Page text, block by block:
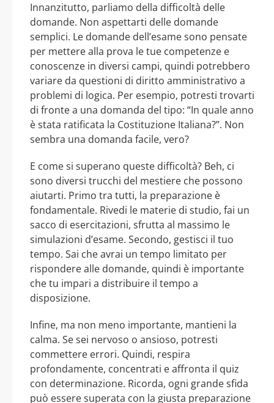
Innanzitutto, parliamo della difficoltà delle
domande. Non aspettarti delle domande
semplici. Le domande dell’esame sono pensate
per mettere alla prova le tue competenze e
conoscenze in diversi campi, quindi potrebbero
variare da questioni di diritto amministrativo a
problemi di logica. Per esempio, potresti trovarti
di fronte a una domanda del tipo: “In quale anno
è stata ratificata la Costituzione Italiana?”. Non
sembra una domanda facile, vero?
E come si superano queste difficoltà? Beh, ci
sono diversi trucchi del mestiere che possono
aiutarti. Primo tra tutti, la preparazione è
fondamentale. Rivedi le materie di studio, fai un
sacco di esercitazioni, sfrutta al massimo le
simulazioni d’esame. Secondo, gestisci il tuo
tempo. Sai che avrai un tempo limitato per
rispondere alle domande, quindi è importante
che tu impari a distribuire il tempo a
disposizione.
Infine, ma non meno importante, mantieni la
calma. Se sei nervoso o ansioso, potresti
commettere errori. Quindi, respira
profondamente, concentrati e affronta il quiz
con determinazione. Ricorda, ogni grande sfida
può essere superata con la giusta preparazione